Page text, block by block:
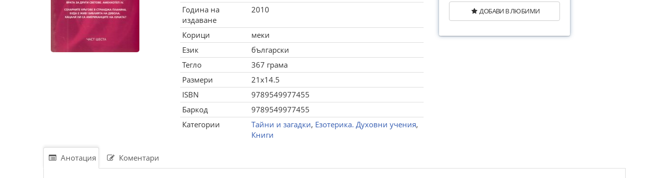
Година на
издаване
2010
Корици
меки
Език
български
Тегло
367 грама
Размери
21x14.5
ISBN
9789549977455
Баркод
9789549977455
Категории
Тайни и загадки, Езотерика. Духовни учения,
Книги
ДОБАВИ В ЛЮБИМИ
Анотация Коментари